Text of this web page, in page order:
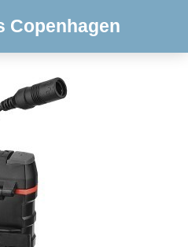
Copenhagen